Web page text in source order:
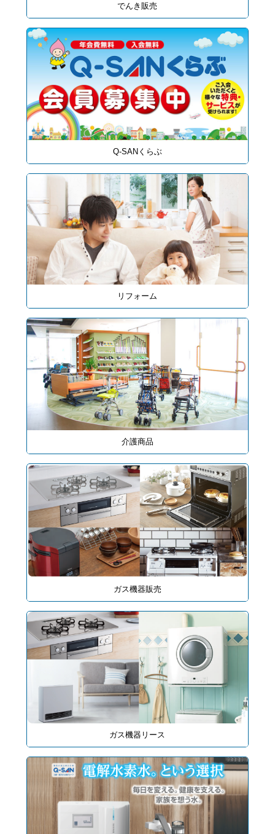
でんき販売
Q-SANくらぶ
リフォーム
介護商品
ガス機器販売
ガス機器リース